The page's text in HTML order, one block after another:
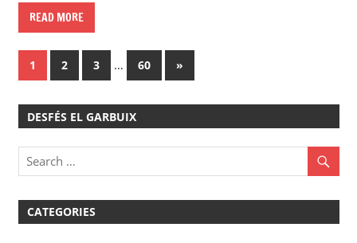
READ MORE
Paginació
les
entrades
1 2 3 … 60
Next
Posts
»
DESFÉS EL GARBUIX
CATEGORIES